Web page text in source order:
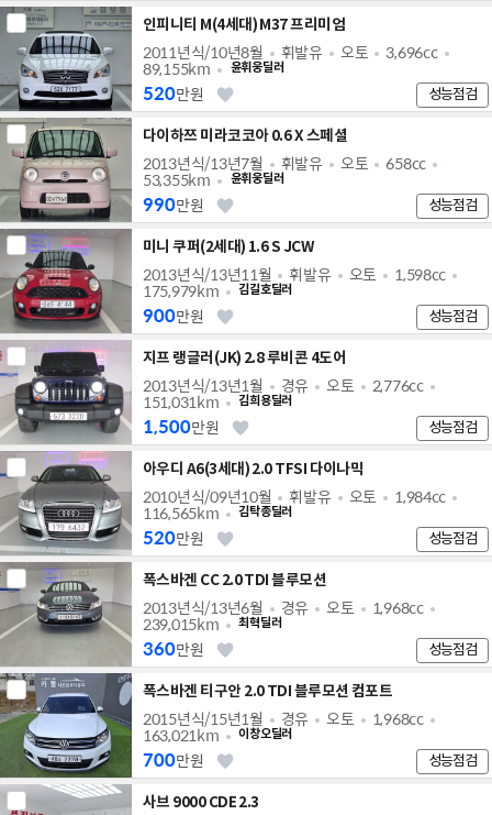
인피니티 M(4세대) M37 프리미엄
2011년식/10년8월 휘발유 오토 3,696cc
89,155km 윤휘웅딜러
성능점검
520만원
다이하쯔 미라코코아 0.6 X 스페셜
2013년식/13년7월 휘발유 오토 658cc
53,355km 윤휘웅딜러
성능점검
990만원
미니 쿠퍼(2세대) 1.6 S JCW
2013년식/13년11월 휘발유 오토 1,598cc
175,979km 김길호딜러
성능점검
900만원
지프 랭글러(JK) 2.8 루비콘 4도어
2013년식/13년1월 경유 오토 2,776cc
151,031km 김희용딜러
성능점검
1,500만원
아우디 A6(3세대) 2.0 TFSI 다이나믹
2010년식/09년10월 휘발유 오토 1,984cc
116,565km 김탁종딜러
성능점검
520만원
폭스바겐 CC 2.0 TDI 블루모션
2013년식/13년6월 경유 오토 1,968cc
239,015km 최혁딜러
성능점검
360만원
폭스바겐 티구안 2.0 TDI 블루모션 컴포트
2015년식/15년1월 경유 오토 1,968cc
163,021km 이창오딜러
성능점검
700만원
사브 9000 CDE 2.3